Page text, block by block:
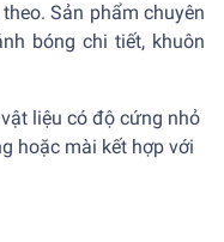
Sản phẩm chuyên
bóng chi tiết, khuôn
liệu có độ cứng nhỏ
hoặc mài kết hợp với